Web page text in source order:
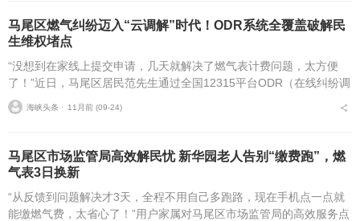
马尾区燃气纠纷迈入“云调解”时代！ODR系统全覆盖破解民
生维权堵点
“没想到在家线上提交申请，几天就解决了燃气表计费问题，太方便
了！”近日，马尾区居民范先生通过全国12315平台ODR（在线纠纷调
解）系统，顺利化解了燃气使用纠纷，对高效的处理流程赞不绝口。
这一变化，源...
海峡头条 ⋅ 11月前 (09-24)
马尾区市场监管局高效解民忧 新华园老人告别“缴费跑”，燃
气表3日换新
“从反馈到问题解决才3天，全程不用自己多跑路，现在手机点一点就
能缴燃气费，太省心了！”用户家属对马尾区市场监管局的高效服务点